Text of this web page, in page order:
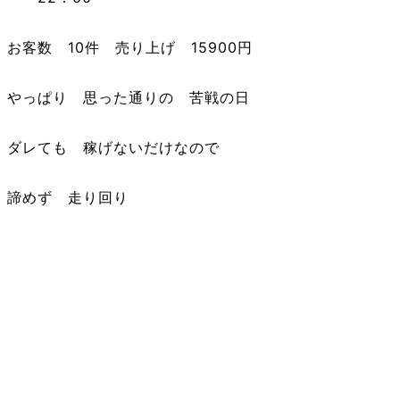
お客数 10件 売り上げ 15900円
やっぱり 思った通りの 苦戦の日
ダレても 稼げないだけなので
諦めず 走り回り